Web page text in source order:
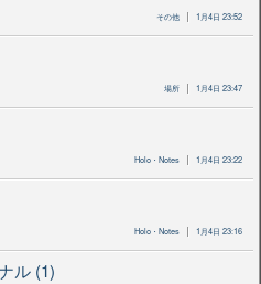
その他 1月4日 23:52
場所 1月4日 23:47
Holo・Notes 1月4日 23:22
Holo・Notes 1月4日 23:16
ル (1)